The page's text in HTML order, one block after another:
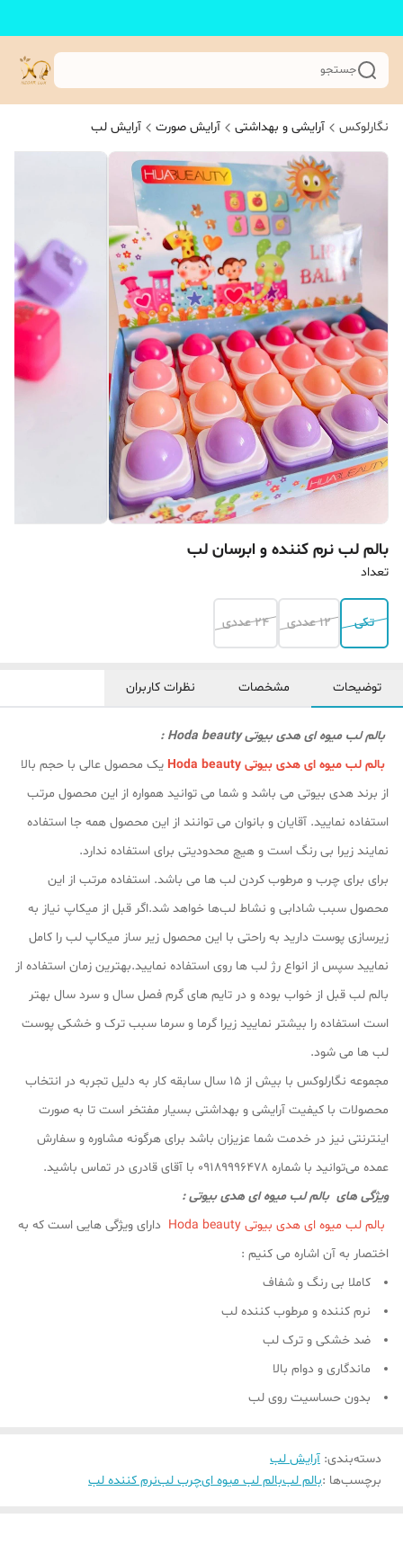
جستجو
نگارلوکس آرایشی و بهداشتی آرایش صورت آرایش لب
بالم لب نرم کننده و ابرسان لب
تعداد
تکی 12 عددی 24 عددی
توضیحات مشخصات نظرات کاربران
بالم لب میوه ای هدی بیوتی Hoda beauty :
بالم لب میوه ای هدی بیوتی Hoda beauty
یک محصول عالی با حجم بالا
از برند هدی بیوتی می باشد و شما می توانید همواره از این محصول مرتب
استفاده نمایید. آقایان و بانوان می توانند از این محصول همه جا استفاده
نمایند زیرا بی رنگ است و هیچ محدودیتی برای استفاده ندارد.
برای برای چرب و مرطوب کردن لب ها می باشد. استفاده مرتب از این
محصول سبب شادابی و نشاط لب‌ها خواهد شد.اگر قبل از میکاپ نیاز به
زیرسازی پوست دارید به راحتی با این محصول زیر ساز میکاپ لب را کامل
نمایید سپس از انواع رژ لب ها روی استفاده نمایید.بهترین زمان استفاده از
بالم لب قبل از خواب بوده و در تایم های گرم فصل سال و سرد سال بهتر
است استفاده را بیشتر نمایید زیرا گرما و سرما سبب ترک و خشکی پوست
لب ها می شود.
مجموعه نگارلوکس با بیش از ۱۵ سال سابقه کار به دلیل تجربه در انتخاب
محصولات با کیفیت آرایشی و بهداشتی بسیار مفتخر است تا به صورت
اینترنتی نیز در خدمت شما عزیزان باشد برای هرگونه مشاوره و سفارش
عمده می‌توانید با شماره 09189996478 با آقای قادری در تماس باشید.
ویژگی های بالم لب میوه ای هدی بیوتی :
بالم لب میوه ای هدی بیوتی Hoda beauty
دارای ویژگی هایی است که به
اختصار به آن اشاره می کنیم :
کاملا بی رنگ و شفاف
نرم کننده و مرطوب کننده لب
ضد خشکی و ترک لب
ماندگاری و دوام بالا
بدون حساسیت روی لب
دسته‌بندی: آرایش لب
برچسب‌ها :بالم لببالم لب میوه ایچرب لبنرم کننده لب